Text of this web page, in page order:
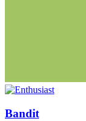
Bandit